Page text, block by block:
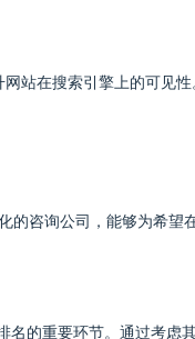
站在搜索引擎上的可见
的咨询公司，能够为希
名的重要环节。通过考